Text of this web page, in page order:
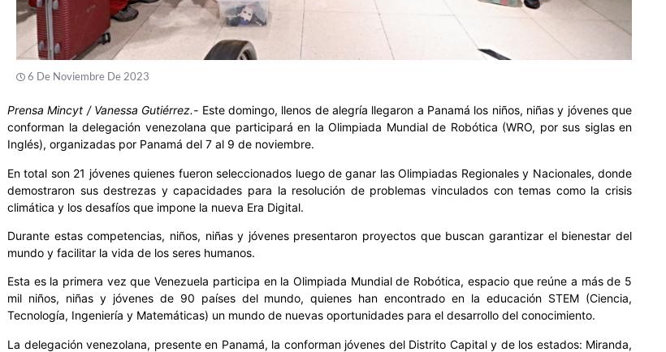
6 De Noviembre De 2023
Prensa Mincyt / Vanessa Gutiérrez.- Este domingo, llenos de alegría llegaron a Panamá los niños, niñas y jóvenes que
conforman la delegación venezolana que participará en la Olimpiada Mundial de Robótica (WRO, por sus siglas en
Inglés), organizadas por Panamá del 7 al 9 de noviembre.
En total son 21 jóvenes quienes fueron seleccionados luego de ganar las Olimpiadas Regionales y Nacionales, donde
demostraron sus destrezas y capacidades para la resolución de problemas vinculados con temas como la crisis
climática y los desafíos que impone la nueva Era Digital.
Durante estas competencias, niños, niñas y jóvenes presentaron proyectos que buscan garantizar el bienestar del
mundo y facilitar la vida de los seres humanos.
Esta es la primera vez que Venezuela participa en la Olimpiada Mundial de Robótica, espacio que reúne a más de 5
mil niños, niñas y jóvenes de 90 países del mundo, quienes han encontrado en la educación STEM (Ciencia,
Tecnología, Ingeniería y Matemáticas) un mundo de nuevas oportunidades para el desarrollo del conocimiento.
La delegación venezolana, presente en Panamá, la conforman jóvenes del Distrito Capital y de los estados: Miranda,